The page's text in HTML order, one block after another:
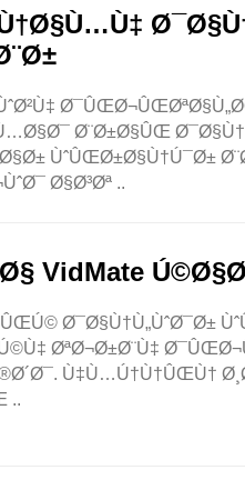
Ø¨Ø±Ø§ÛŒ
ÙˆÛŒØ±Ø§Ù†Ú¯Ø±
Ø§Ø³Øª ..
VidMate
ÛŒÚ© Ø¯Ø§Ù†Ù„ÙˆØ¯Ø±
ØªØ¬Ø±Ø¨Ù‡
Ù‡Ù…Ú†Ù†ÛŒÙ†
..